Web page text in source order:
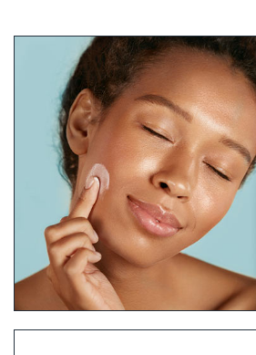
PRODUKTFINDER